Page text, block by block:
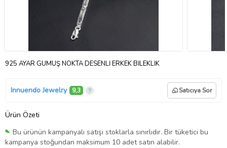
925 AYAR GÜMÜŞ NOKTA DESENLİ ERKEK BİLEKLİK
Innuendo Jewelry 9,3 Satıcıya Sor
Ürün Özeti
Bu ürünün kampanyalı satışı stoklarla sınırlıdır. Bir tüketici bu
kampanya stoğundan maksimum 10 adet satın alabilir.